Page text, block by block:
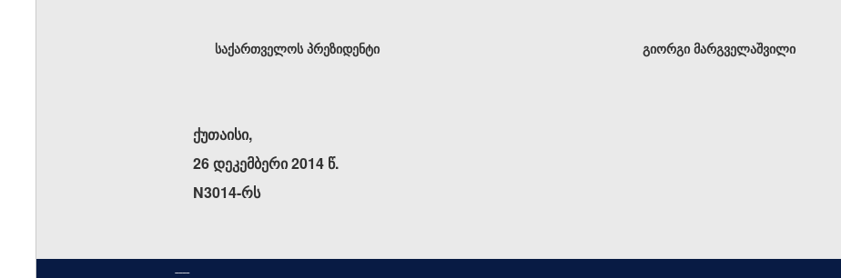
საქართველოს პრეზიდენტი გიორგი მარგველაშვილი
ქუთაისი,
26 დეკემბერი 2014 წ.
N3014-რს
----